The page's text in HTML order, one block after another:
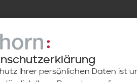
Ihrer persönlichen Daten ist